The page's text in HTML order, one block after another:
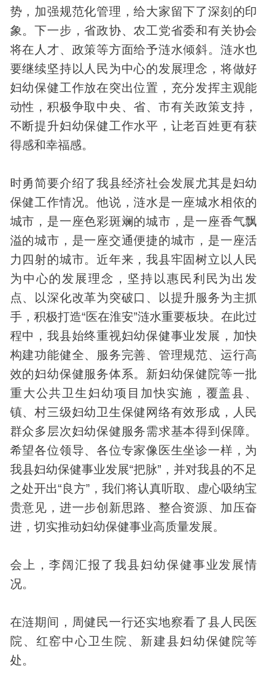
势，加强规范化管理，给大家留下了深刻的印
象。下一步，省政协、农工党省委和有关协会
将在人才、政策等方面给予涟水倾斜。涟水也
要继续坚持以人民为中心的发展理念，将做好
妇幼保健工作放在突出位置，充分发挥主观能
动性，积极争取中央、省、市有关政策支持，
不断提升妇幼保健工作水平，让老百姓更有获
得感和幸福感。
时勇简要介绍了我县经济社会发展尤其是妇幼
保健工作情况。他说，涟水是一座城水相依的
城市，是一座色彩斑斓的城市，是一座香气飘
溢的城市，是一座交通便捷的城市，是一座活
力四射的城市。近年来，我县牢固树立以人民
为中心的发展理念，坚持以惠民利民为出发
点、以深化改革为突破口、以提升服务为主抓
手，积极打造“医在淮安”涟水重要板块。在此过
程中，我县始终重视妇幼保健事业发展，加快
构建功能健全、服务完善、管理规范、运行高
效的妇幼保健服务体系。新妇幼保健院等一批
重大公共卫生妇幼项目加快实施，覆盖县、
镇、村三级妇幼卫生保健网络有效形成，人民
群众多层次妇幼保健服务需求基本得到保障。
希望各位领导、各位专家像医生坐诊一样，为
我县妇幼保健事业发展“把脉”，并对我县的不足
之处开出“良方”，我们将认真听取、虚心吸纳宝
贵意见，进一步创新思路、整合资源、加压奋
进，切实推动妇幼保健事业高质量发展。
会上，李阔汇报了我县妇幼保健事业发展情
况。
在涟期间，周健民一行还实地察看了县人民医
院、红窑中心卫生院、新建县妇幼保健院等
处。